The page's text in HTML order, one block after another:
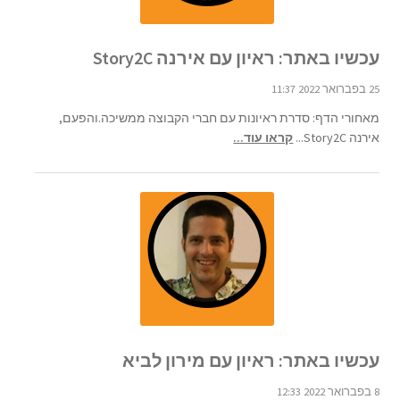
עכשיו באתר: ראיון עם אירנה Story2C
25 בפברואר 2022 11:37
מאחורי הדף: סדרת ראיונות עם חברי הקבוצה ממשיכה.והפעם,
אירנה Story2C...
קראו עוד...
עכשיו באתר: ראיון עם מירון לביא
8 בפברואר 2022 12:33